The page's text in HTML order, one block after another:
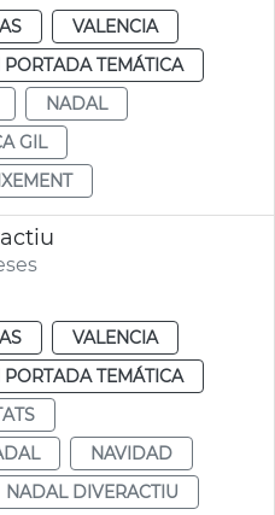
VALENCIA
PORTADA TEMÁTICA
NADAL
GIL
VALENCIA
PORTADA TEMÁTICA
NAVIDAD
NADAL DIVERACTIU